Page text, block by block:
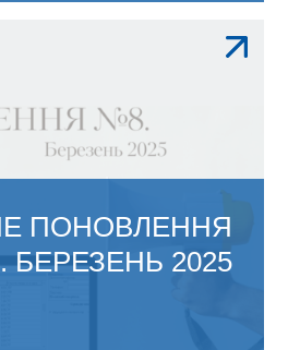
Відповідно до
ПОНОВЛЕННЯ
БЕРЕЗЕНЬ 2025